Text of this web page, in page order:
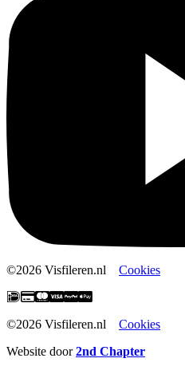
©2026 Visfileren.nl Cookies
©2026 Visfileren.nl Cookies
Website door2nd Chapter